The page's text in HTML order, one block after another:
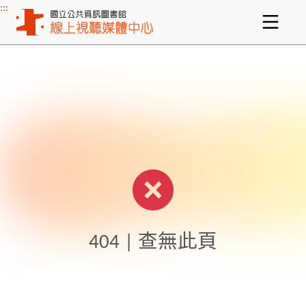
主要內容區塊
:::
404 | 查無此頁